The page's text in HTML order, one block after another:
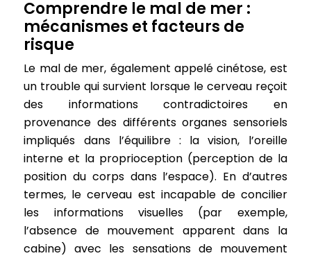
Comprendre le mal de mer :
mécanismes et facteurs de
risque
Le mal de mer, également appelé cinétose, est
un trouble qui survient lorsque le cerveau reçoit
des informations contradictoires en
provenance des différents organes sensoriels
impliqués dans l’équilibre : la vision, l’oreille
interne et la proprioception (perception de la
position du corps dans l’espace). En d’autres
termes, le cerveau est incapable de concilier
les informations visuelles (par exemple,
l’absence de mouvement apparent dans la
cabine) avec les sensations de mouvement